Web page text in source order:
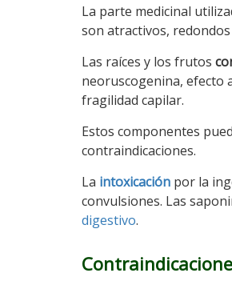
La parte medicinal
son atractivos,
Las raíces y los frutos
neoruscogenina, efecto
fragilidad capilar.
Estos componentes
contraindicaciones.
La intoxicación por la
convulsiones. Las
digestivo.